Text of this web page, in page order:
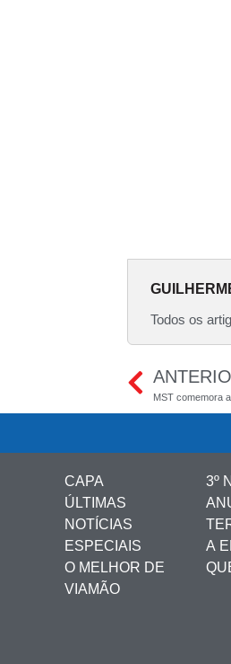
Todos os
CAPA
ÚLTIMAS
NOTÍCIAS
ESPECIAIS
O MELHOR DE
VIAMÃO
3º
A